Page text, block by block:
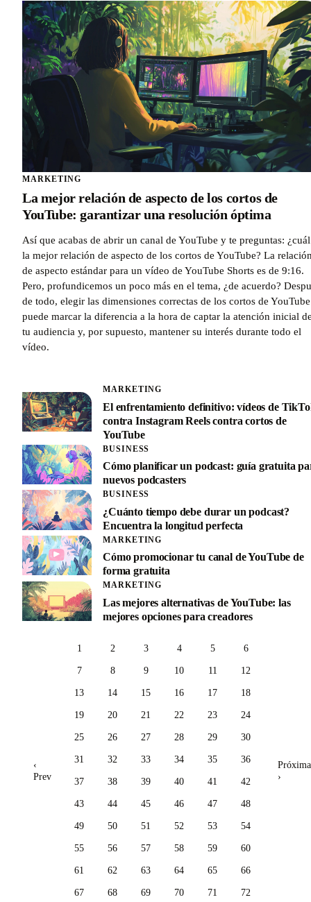
MARKETING
La mejor relación de aspecto de los cortos de
YouTube: garantizar una resolución óptima
Así que acabas de abrir un canal de YouTube y te preguntas:
la mejor relación de aspecto de los cortos de YouTube? La
de aspecto estándar para un vídeo de YouTube Shorts es de 9:16.
Pero, profundicemos un poco más en el tema, ¿de acuerdo?
de todo, elegir las dimensiones correctas de los cortos de YouTube
puede marcar la diferencia a la hora de captar la atención inicial
tu audiencia y, por supuesto, mantener su interés durante todo el
vídeo.
MARKETING
El enfrentamiento definitivo: vídeos de
contra Instagram Reels contra cortos de
YouTube
BUSINESS
Cómo planificar un podcast: guía gratuita
nuevos podcasters
BUSINESS
¿Cuánto tiempo debe durar un podcast?
Encuentra la longitud perfecta
MARKETING
Cómo promocionar tu canal de YouTube de
forma gratuita
MARKETING
Las mejores alternativas de YouTube: las
mejores opciones para creadores
‹
Prev
1 2 3 4 5 6
7 8 9 10 11 12
13 14 15 16 17 18
19 20 21 22 23 24
25 26 27 28 29 30
31 32 33 34 35 36
37 38 39 40 41 42
43 44 45 46 47 48
49 50 51 52 53 54
55 56 57 58 59 60
61 62 63 64 65 66
67 68 69 70 71 72
Próxima
›